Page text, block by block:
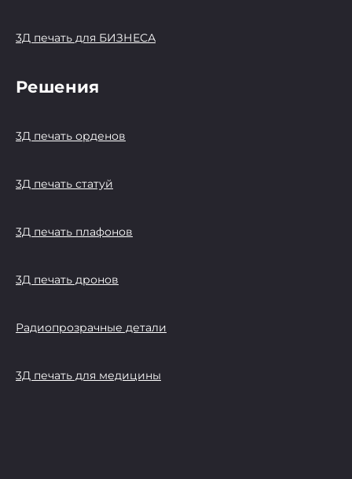
3Д печать для БИЗНЕСА
Решения
3Д печать орденов
3Д печать статуй
3Д печать плафонов
3Д печать дронов
Радиопрозрачные детали
3Д печать для медицины